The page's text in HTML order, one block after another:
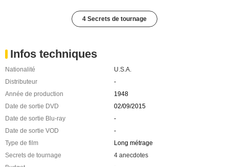
4 Secrets de tournage
Infos techniques
Nationalité
U.S.A.
Distributeur
-
Année de production
1948
Date de sortie DVD
02/09/2015
Date de sortie Blu-ray
-
Date de sortie VOD
-
Type de film
Long métrage
Secrets de tournage
4 anecdotes